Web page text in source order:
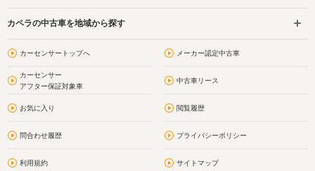
カペラの中古車を地域から探す
カーセンサートップへ メーカー認定中古車
カーセンサー
アフター保証対象車
中古車リース
お気に入り 閲覧履歴
問合わせ履歴 プライバシーポリシー
利用規約 サイトマップ